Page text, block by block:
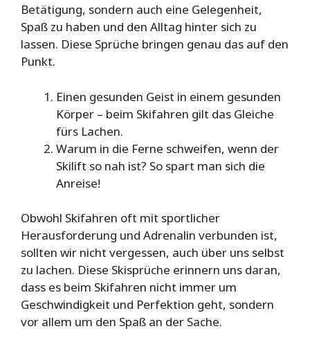
Betätigung, sondern auch eine Gelegenheit,
Spaß zu haben und den Alltag hinter sich zu
lassen. Diese Sprüche bringen genau das auf den
Punkt.
Einen gesunden Geist in einem gesunden
Körper – beim Skifahren gilt das Gleiche
fürs Lachen.
Warum in die Ferne schweifen, wenn der
Skilift so nah ist? So spart man sich die
Anreise!
Obwohl Skifahren oft mit sportlicher
Herausforderung und Adrenalin verbunden ist,
sollten wir nicht vergessen, auch über uns selbst
zu lachen. Diese Skisprüche erinnern uns daran,
dass es beim Skifahren nicht immer um
Geschwindigkeit und Perfektion geht, sondern
vor allem um den Spaß an der Sache.